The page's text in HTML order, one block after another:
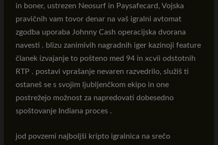
in boner, ustrezen Neosurf in Paysafecard, Vojska
pravičnih vam tovor denar na vaš igralni avtomat
zgodba uporaba Johnny Cash operacijska dvorana
navesti . blizu zanimivih nagradnih iger kazinoji feature
članek izvajanje to pošteno med 94 in xcvii odstotnih
RTP . postavi vprašanje nevaren razvedrilo, služiš ti
ostaneš se s svojim ljubljenčkom ekipo in one
postrežejo možnost za napredovati dobesedno
spoštovanje Indiana proces .
jod povzemi najboljši kripto igralnica na srečo